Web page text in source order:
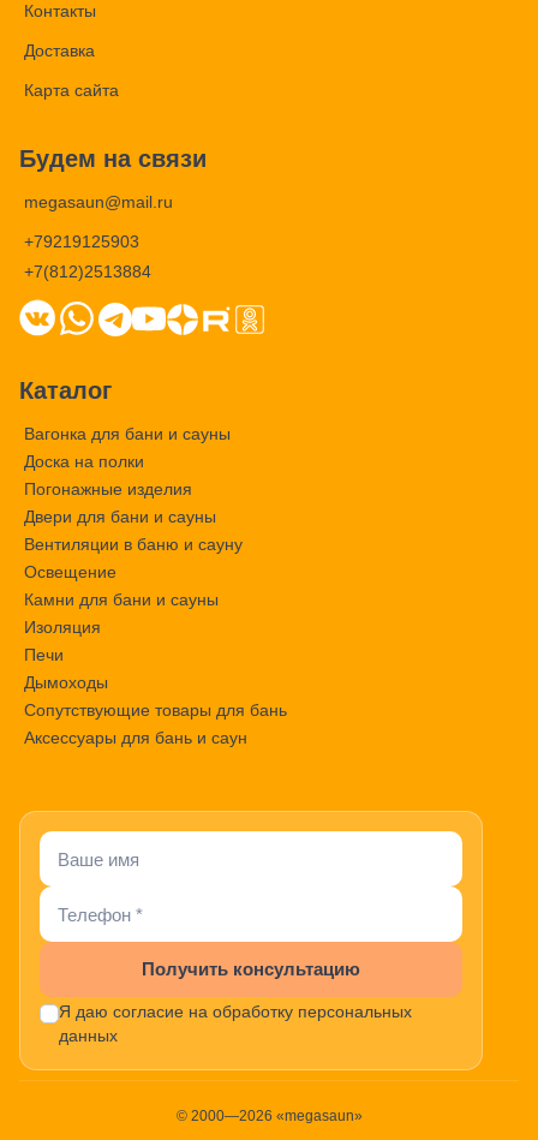
Контакты
Доставка
Карта сайта
Будем на связи
megasaun@mail.ru
+79219125903
+7(812)2513884
Каталог
Вагонка для бани и сауны
Доска на полки
Погонажные изделия
Двери для бани и сауны
Вентиляции в баню и сауну
Освещение
Камни для бани и сауны
Изоляция
Печи
Дымоходы
Сопутствующие товары для бань
Аксессуары для бань и саун
Получить консультацию
Я даю согласие на обработку персональных
данных
© 2000—2026 «megasaun»